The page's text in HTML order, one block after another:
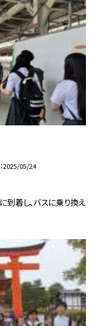
2025/05/24
到着し、バスに乗り換え